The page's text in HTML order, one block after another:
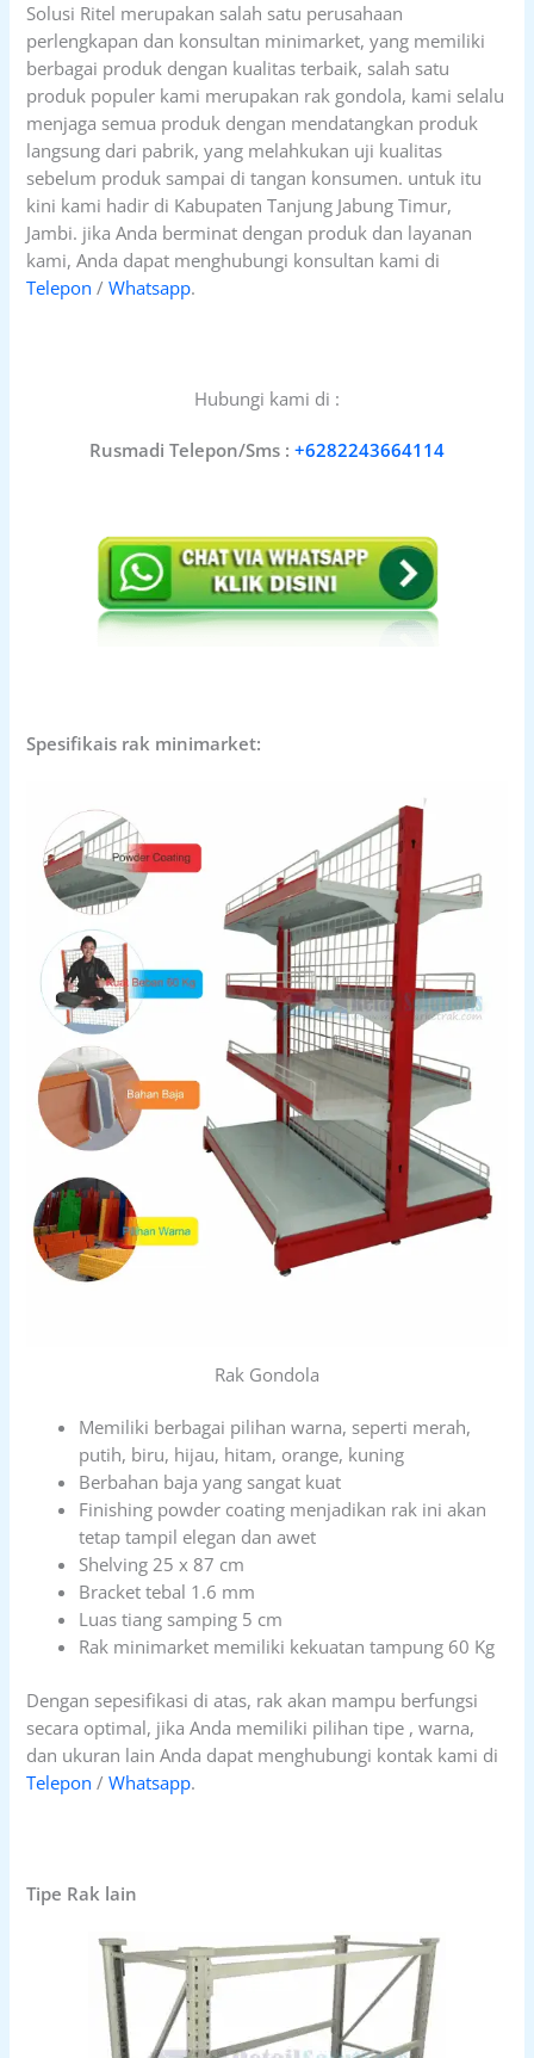
Solusi Ritel merupakan salah satu perusahaan
perlengkapan dan konsultan minimarket, yang memiliki
berbagai produk dengan kualitas terbaik, salah satu
produk populer kami merupakan rak gondola, kami selalu
menjaga semua produk dengan mendatangkan produk
langsung dari pabrik, yang melahkukan uji kualitas
sebelum produk sampai di tangan konsumen. untuk itu
kini kami hadir di Kabupaten Tanjung Jabung Timur,
Jambi. jika Anda berminat dengan produk dan layanan
kami, Anda dapat menghubungi konsultan kami di
Telepon /Whatsapp.
Hubungi kami di :
Rusmadi Telepon/Sms : +6282243664114
Spesifikais rak minimarket:
Rak Gondola
Memiliki berbagai pilihan warna, seperti merah,
putih, biru, hijau, hitam, orange, kuning
Berbahan baja yang sangat kuat
Finishing powder coating menjadikan rak ini akan
tetap tampil elegan dan awet
Shelving 25 x 87 cm
Bracket tebal 1.6 mm
Luas tiang samping 5 cm
Rak minimarket memiliki kekuatan tampung 60 Kg
Dengan sepesifikasi di atas, rak akan mampu berfungsi
secara optimal, jika Anda memiliki pilihan tipe , warna,
dan ukuran lain Anda dapat menghubungi kontak kami di
Telepon /Whatsapp.
Tipe Rak lain